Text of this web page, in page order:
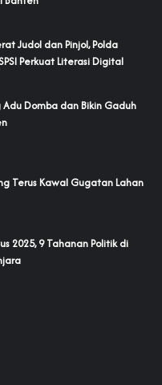
Judol dan Pinjol, Polda
Perkuat Literasi Digital
Domba dan Bikin Gaduh
Terus Kawal Gugatan Lahan
2025, 9 Tahanan Politik di